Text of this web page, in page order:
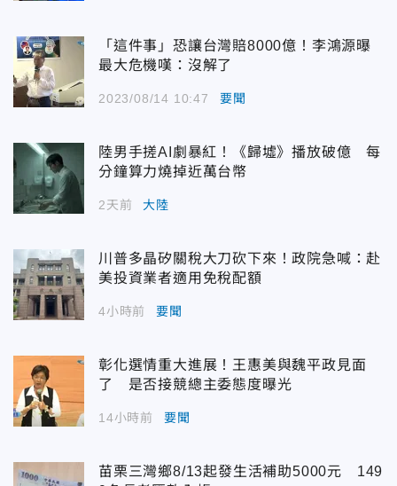
「這件事」恐讓台灣賠8000億！李鴻源曝
最大危機嘆：沒解了
2023/08/14 10:47 要聞
陸男手搓AI劇暴紅！《歸墟》播放破億 每
分鐘算力燒掉近萬台幣
2天前 大陸
川普多晶矽關稅大刀砍下來！政院急喊：赴
美投資業者適用免稅配額
4小時前 要聞
彰化選情重大進展！王惠美與魏平政見面
了 是否接競總主委態度曝光
14小時前 要聞
苗栗三灣鄉8/13起發生活補助5000元 149